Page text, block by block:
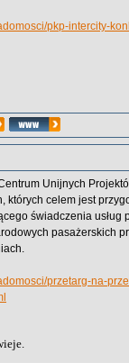
pkp-intercity-
Unijnych
których celem jest
świadczenia
pasażerskich
przetarg-na-